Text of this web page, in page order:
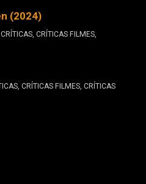
(2024)
CRÍTICAS, CRÍTICAS FILMES,
, CRÍTICAS FILMES, CRÍTICAS